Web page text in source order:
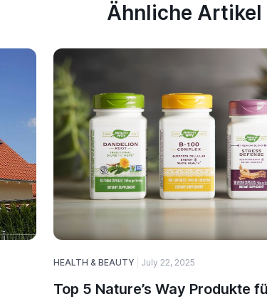
Ähnliche Artikel
HEALTH & BEAUTY July 22, 2025
Top 5 Nature’s Way Produkte